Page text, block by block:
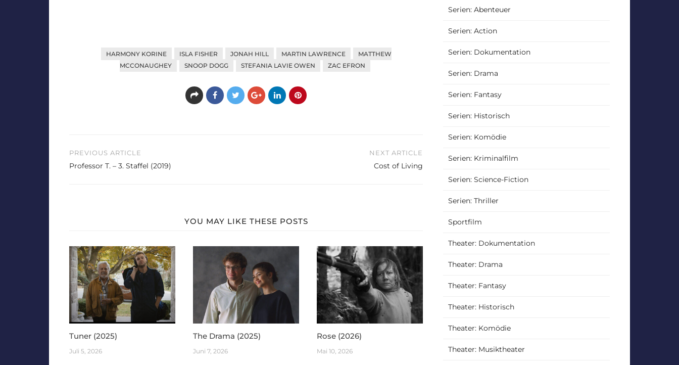
HARMONY KORINE ISLA FISHER JONAH HILL MARTIN LAWRENCE
MATTHEW
MCCONAUGHEY
SNOOP DOGG STEFANIA LAVIE OWEN ZAC EFRON
Beitragsnavigation
PREVIOUS ARTICLE
Professor T. – 3. Staffel (2019)
NEXT ARTICLE
Cost of Living
YOU MAY LIKE THESE POSTS
Tuner (2025)
Juli 5, 2026
The Drama (2025)
Juni 7, 2026
Rose (2026)
Mai 10, 2026
Serien: Abenteuer
Serien: Action
Serien: Dokumentation
Serien: Drama
Serien: Fantasy
Serien: Historisch
Serien: Komödie
Serien: Kriminalfilm
Serien: Science-Fiction
Serien: Thriller
Sportfilm
Theater: Dokumentation
Theater: Drama
Theater: Fantasy
Theater: Historisch
Theater: Komödie
Theater: Musiktheater